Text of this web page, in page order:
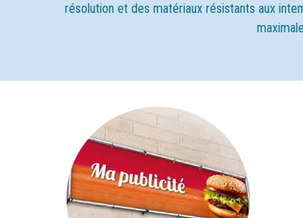
résolution et des matériaux résistants aux